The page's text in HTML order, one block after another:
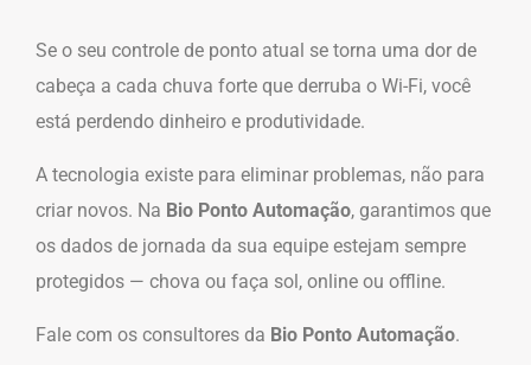
Se o seu controle de ponto atual se torna uma dor de
cabeça a cada chuva forte que derruba o Wi-Fi, você
está perdendo dinheiro e produtividade.
A tecnologia existe para eliminar problemas, não para
criar novos. Na Bio Ponto Automação, garantimos que
os dados de jornada da sua equipe estejam sempre
protegidos — chova ou faça sol, online ou offline.
Fale com os consultores da Bio Ponto Automação.